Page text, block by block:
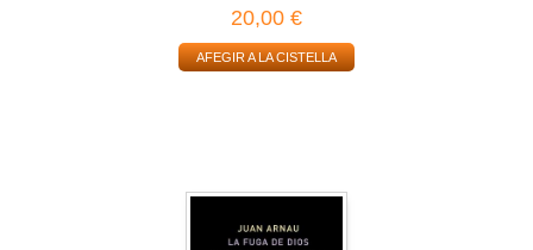
20,00 €
AFEGIR A LA CISTELLA